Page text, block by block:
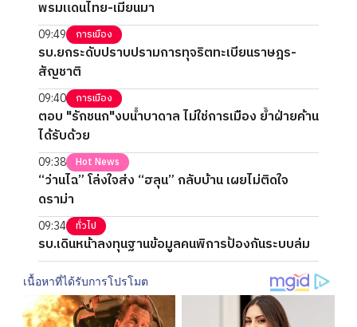
พรมแดนไทย-เมียนมา
09:49 การเมือง
รบ.ยกระดับปราบปรามการทุจริตทะเบียนราษฎร-
สัญชาติ
09:40 การเมือง
ตอบ "รักชนก"งบน้ำบาดาล ไม่ใช่การเมือง ย้ำฝ่ายค้าน
ได้รับด้วย
09:38 Hot News
“ว่านไฉ” โล่งใจส่ง “ฮลุน” กลับบ้าน เผยไม่ติดใจ
ดราม่า
09:34 ทั่วไป
รบ.เดินหน้าลงทุนฐานข้อมูลคนพิการป้องกันระบบล่ม